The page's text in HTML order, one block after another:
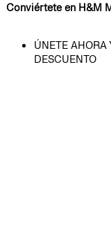
Conviértete en H&M
ÚNETE AHORA
DESCUENTO